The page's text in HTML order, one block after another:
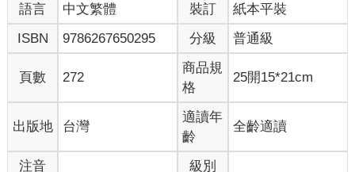
是妄想」。只要專注在「當下」，就可以擺脫妄想。
即使持續修行的僧侶，也無法擺脫所有的妄想，但是會努力減少
妄想。
妄想的根源，在於從對立的角度思考問題。生死、愛恨、美醜、
貧富、得失、優劣、好惡等等，從這種對立的角度看問題，就會
只專注在眼前做的事，就沒有時間胡思亂想，也就不會產生妄
想。
語言 中文繁體 裝訂
紙本平裝
ISBN
9786267650295 分級 普通級
頁數 272
商品規
格
25開15*21cm
出版地 台灣
適讀年
齡
全齡適讀
注音 級別